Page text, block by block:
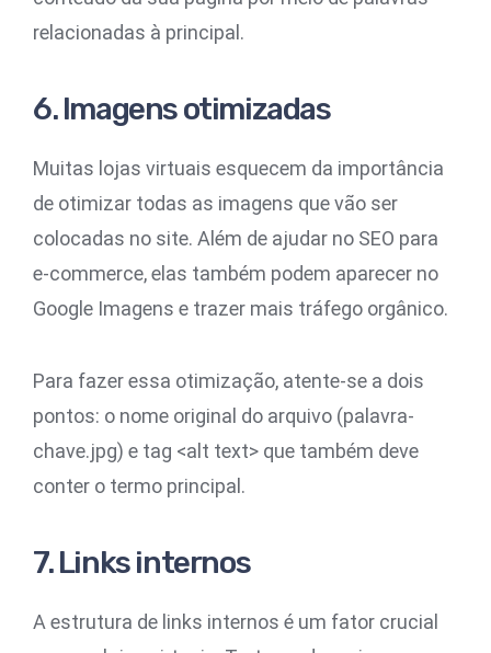
relacionadas à principal.
6. Imagens otimizadas
Muitas lojas virtuais esquecem da importância
de otimizar todas as imagens que vão ser
colocadas no site. Além de ajudar no SEO para
e-commerce, elas também podem aparecer no
Google Imagens e trazer mais tráfego orgânico.
Para fazer essa otimização, atente-se a dois
pontos: o nome original do arquivo (palavra-
chave.jpg) e tag <alt text> que também deve
conter o termo principal.
7. Links internos
A estrutura de links internos é um fator crucial